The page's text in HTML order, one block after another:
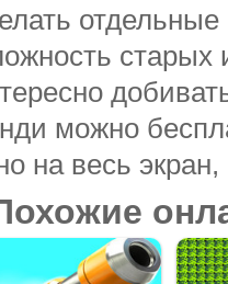
старых
можно
на весь